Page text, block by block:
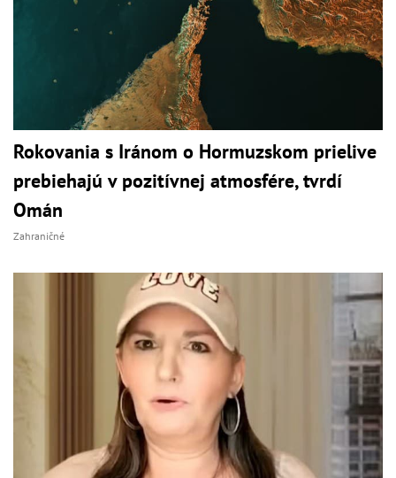
Rokovania s Iránom o Hormuzskom prielive
prebiehajú v pozitívnej atmosfére, tvrdí
Omán
Zahraničné